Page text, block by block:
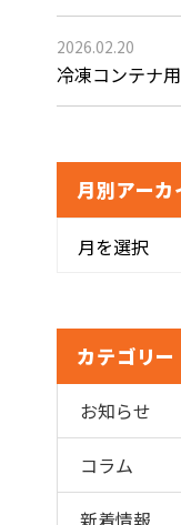
2026.02.20
冷凍コンテナ
月別アーカ
月を選択
カテゴリー
お知らせ
コラム